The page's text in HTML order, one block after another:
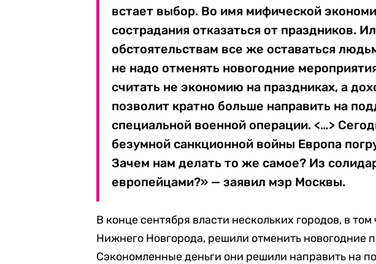
встает выбор. Во имя мифической
сострадания отказаться от праздников.
обстоятельствам все же оставаться
не надо отменять новогодние
считать не экономию на праздниках, а
позволит кратно больше направить на
специальной военной операции. <…>
безумной санкционной войны Европа
Зачем нам делать то же самое? Из
европейцами?» — заявил мэр Москвы.
В конце сентября власти нескольких городов, в
Нижнего Новгорода, решили отменить новогодние
Сэкономленные деньги они решили направить на